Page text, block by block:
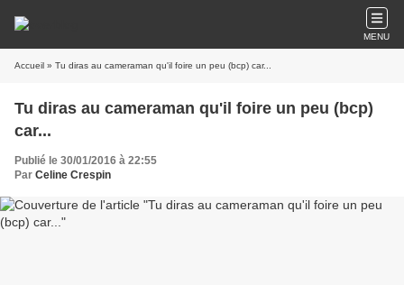
MENU
Accueil » Tu diras au cameraman qu'il foire un peu (bcp) car...
Tu diras au cameraman qu'il foire un peu (bcp)
car...
Publié le 30/01/2016 à 22:55
Par Celine Crespin